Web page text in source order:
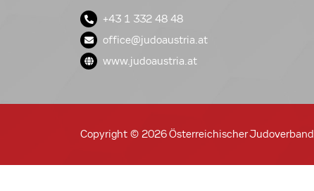
+43 1 332 48 48
office@judoaustria.at
www.judoaustria.at
Copyright © 2026 Österreichischer Judoverband